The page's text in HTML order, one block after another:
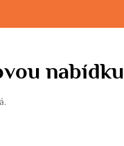
nabídku